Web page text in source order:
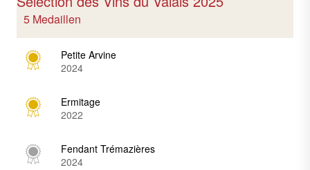
5 Medaillen
Petite Arvine
2024
Ermitage
2022
Fendant Trémazières
2024